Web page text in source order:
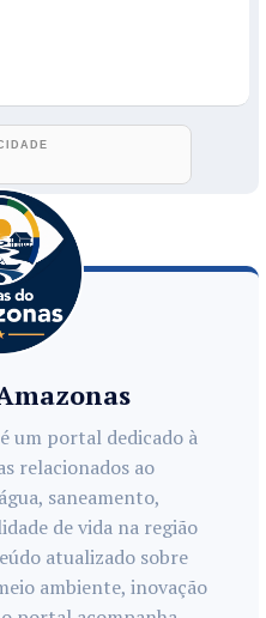
um portal dedicado à
relacionados ao
saneamento,
de vida na região
atualizado sobre
ambiente, inovação